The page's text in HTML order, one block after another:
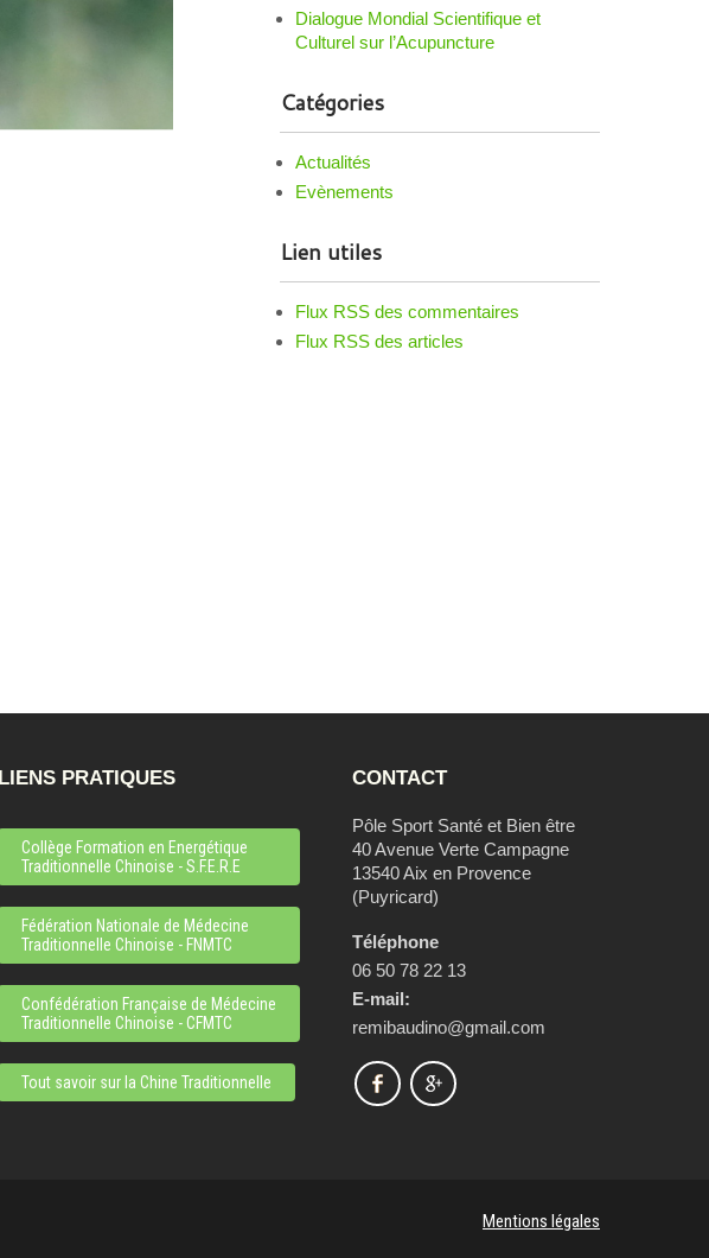
Dialogue Mondial Scientifique et
Culturel sur l’Acupuncture
Catégories
Actualités
Evènements
Lien utiles
Flux RSS des commentaires
Flux RSS des articles
LIENS PRATIQUES
Collège Formation en Energétique
Traditionnelle Chinoise - S.F.E.R.E
Fédération Nationale de Médecine
Traditionnelle Chinoise - FNMTC
Confédération Française de Médecine
Traditionnelle Chinoise - CFMTC
Tout savoir sur la Chine Traditionnelle
CONTACT
Pôle Sport Santé et Bien être
40 Avenue Verte Campagne
13540 Aix en Provence
(Puyricard)
Téléphone
06 50 78 22 13
E-mail:
remibaudino@gmail.com
Mentions légales